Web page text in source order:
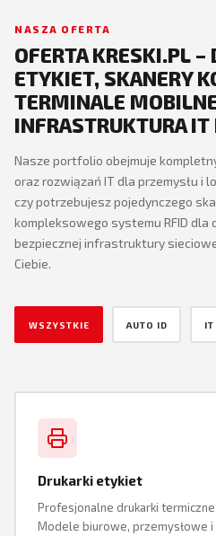
NASZA OFERTA
OFERTA KRESKI.PL –
ETYKIET, SKANERY
TERMINALE
INFRASTRUKTURA IT
Nasze portfolio obejmuje
oraz rozwiązań IT dla przemysłu i
czy potrzebujesz pojedynczego
kompleksowego systemu RFID dla
bezpiecznej infrastruktury
Ciebie.
WSZYSTKIE AUTO ID IT
Drukarki etykiet
Profesjonalne drukarki
Modele biurowe, przemysłowe